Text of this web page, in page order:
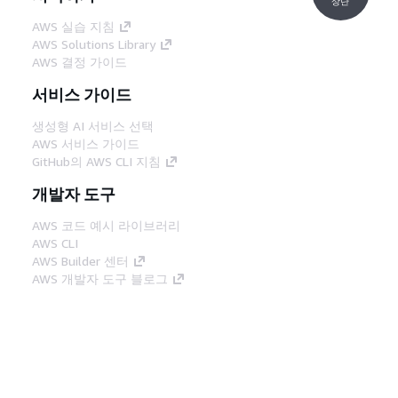
AWS 실습 지침
AWS Solutions Library
AWS 결정 가이드
서비스 가이드
생성형 AI 서비스 선택
AWS 서비스 가이드
GitHub의 AWS CLI 지침
개발자 도구
AWS 코드 예시 라이브러리
AWS CLI
AWS Builder 센터
AWS 개발자 도구 블로그